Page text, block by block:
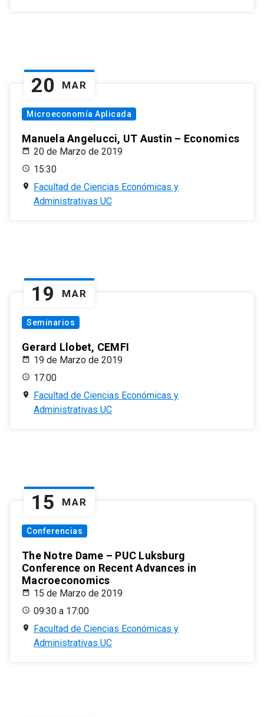
20 MAR
Microeconomía Aplicada
Manuela Angelucci, UT Austin – Economics
20 de Marzo de 2019
15:30
Facultad de Ciencias Económicas y
Administrativas UC
19 MAR
Seminarios
Gerard Llobet, CEMFI
19 de Marzo de 2019
17:00
Facultad de Ciencias Económicas y
Administrativas UC
15 MAR
Conferencias
The Notre Dame – PUC Luksburg
Conference on Recent Advances in
Macroeconomics
15 de Marzo de 2019
09:30 a 17:00
Facultad de Ciencias Económicas y
Administrativas UC